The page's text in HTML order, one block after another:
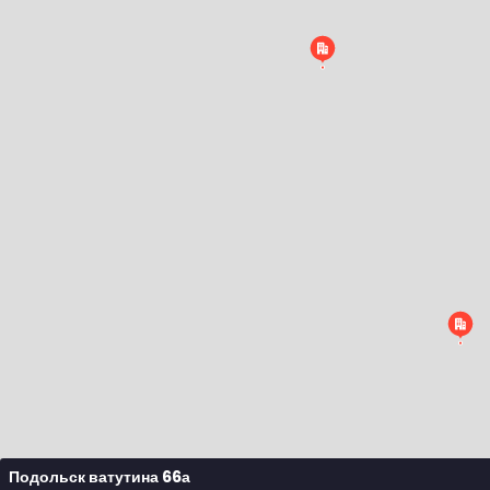
Подольск ватутина 66а